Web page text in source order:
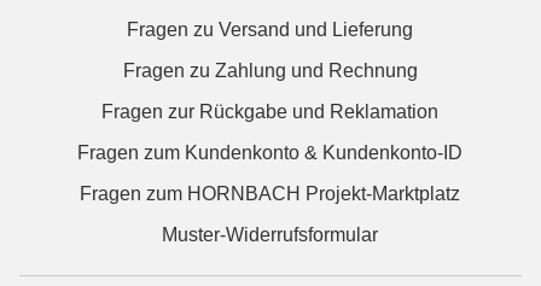
Fragen zu Versand und Lieferung
Fragen zu Zahlung und Rechnung
Fragen zur Rückgabe und Reklamation
Fragen zum Kundenkonto & Kundenkonto-ID
Fragen zum HORNBACH Projekt-Marktplatz
Muster-Widerrufsformular